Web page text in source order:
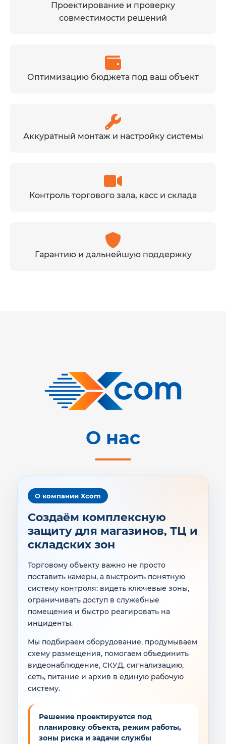
Проектирование и проверку
совместимости решений
Оптимизацию бюджета под ваш объект
Аккуратный монтаж и настройку системы
Контроль торгового зала, касс и склада
Гарантию и дальнейшую поддержку
О нас
О компании Xcom
Создаём комплексную
защиту для магазинов, ТЦ и
складских зон
Торговому объекту важно не просто
поставить камеры, а выстроить понятную
систему контроля: видеть ключевые зоны,
ограничивать доступ в служебные
помещения и быстро реагировать на
инциденты.
Мы подбираем оборудование, продумываем
схему размещения, помогаем объединить
видеонаблюдение, СКУД, сигнализацию,
сеть, питание и архив в единую рабочую
систему.
Решение проектируется под
планировку объекта, режим работы,
зоны риска и задачи службы